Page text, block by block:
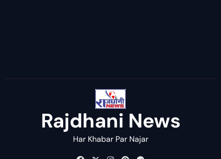
Rajdhani News
Har Khabar Par Najar